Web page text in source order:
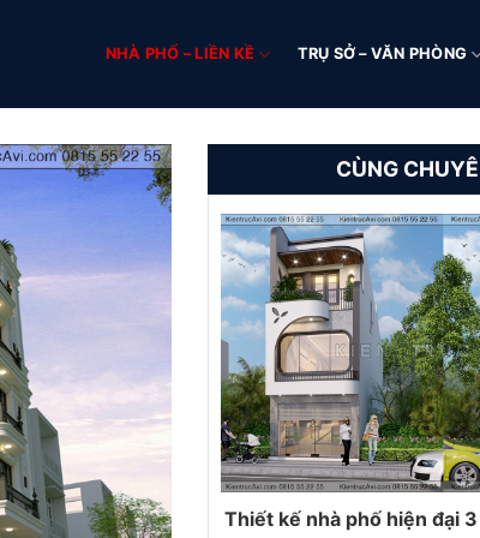
NHÀ PHỐ – LIỀN KỀ TRỤ SỞ – VĂN PHÒNG
CÙNG
Thiết kế nhà phố hiện đại